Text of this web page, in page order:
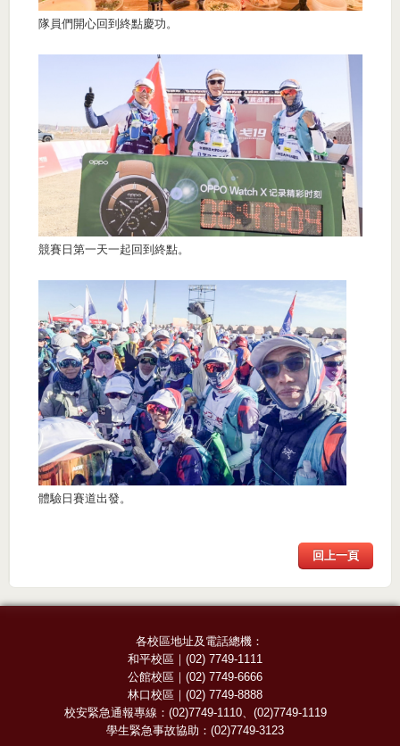
隊員們開心回到終點慶功。
競賽日第一天一起回到終點。
體驗日賽道出發。
回上一頁
各校區地址及電話總機：
和平校區 ｜(02) 7749-1111
公館校區 ｜(02) 7749-6666
林口校區 ｜(02) 7749-8888
校安緊急通報專線： (02)7749-1110、 (02)7749-1119
學生緊急事故協助：(02)7749-3123